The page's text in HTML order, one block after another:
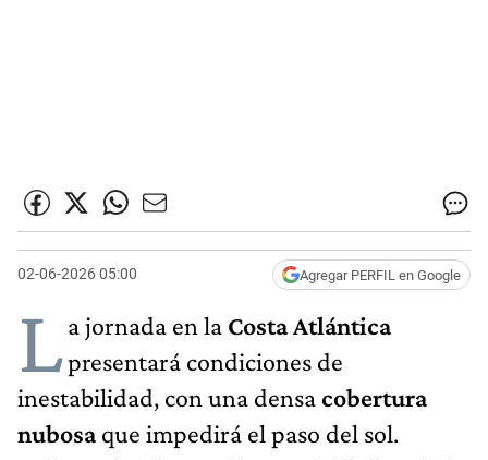
02-06-2026 05:00 Agregar PERFIL en Google
La jornada en la Costa Atlántica
presentará condiciones de
inestabilidad, con una densacobertura
nubosaque impedirá el paso del sol.